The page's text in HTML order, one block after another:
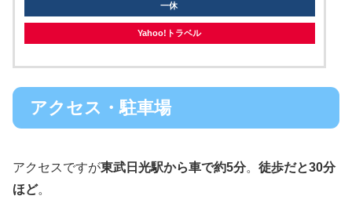
一休
Yahoo!トラベル
アクセス・駐車場
アクセスですが東武日光駅から車で約5分。 徒歩だと30分
ほど。